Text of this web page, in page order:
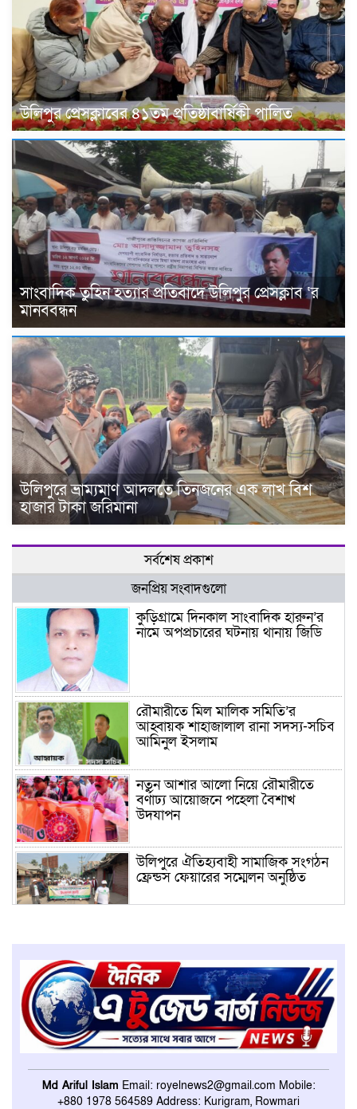
উলিপুর প্রেসক্লাবের ৪১তম প্রতিষ্ঠাবার্ষিকী পালিত ‎
সাংবাদিক তুহিন হত্যার প্রতিবাদে উলিপুর প্রেসক্লাব ‘র
মানববন্ধন
উলিপুরে ভ্রাম্যমাণ আদলতে তিনজনের এক লাখ বিশ
হাজার টাকা জরিমানা
সর্বশেষ প্রকাশ
জনপ্রিয় সংবাদগুলো
কুড়িগ্রামে দিনকাল সাংবাদিক হারুন’র
নামে অপপ্রচারের ঘটনায় থানায় জিডি
রৌমারীতে মিল মালিক সমিতি’র
আহ্বায়ক শাহাজালাল রানা সদস্য-সচিব
আমিনুল ইসলাম
নতুন আশার আলো নিয়ে রৌমারীতে
বর্ণাঢ্য আয়োজনে পহেলা বৈশাখ
উদযাপন
উলিপুরে ঐতিহ্যবাহী সামাজিক সংগঠন
ফ্রেন্ডস ফেয়ারের সম্মেলন অনুষ্ঠিত
নতুন আশার আলো নিয়ে রৌমারীতে
বর্ণাঢ্য আয়োজনে পহেলা বৈশাখ
উদযাপন
দেশবাসীকে বাংলা নববর্ষের শুভেচ্ছা
জানিয়েছেন ওমর ফারুক ইসা
Md Ariful Islam Email: royelnews2@gmail.com Mobile:
+880 1978 564589 Address: Kurigram, Rowmari